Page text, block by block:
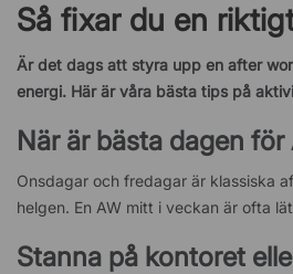
Så fixar du en
Är det dags att styra upp en after
energi. Här är våra bästa tips på
När är bästa dagen för
Onsdagar och fredagar är klassiska
helgen. En AW mitt i veckan är ofta
Stanna på kontoret